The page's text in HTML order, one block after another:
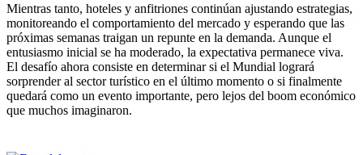
Mientras tanto, hoteles y anfitriones continúan ajustando estrategias,
monitoreando el comportamiento del mercado y esperando que las
próximas semanas traigan un repunte en la demanda. Aunque el
entusiasmo inicial se ha moderado, la expectativa permanece viva.
El desafío ahora consiste en determinar si el Mundial logrará
sorprender al sector turístico en el último momento o si finalmente
quedará como un evento importante, pero lejos del boom económico
que muchos imaginaron.